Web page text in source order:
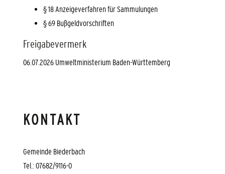
§ 18 Anzeigeverfahren für Sammulungen
§ 69 Bußgeldvorschriften
Freigabevermerk
06.07.2026 Umweltministerium Baden-Württemberg
KONTAKT
Gemeinde Biederbach
Tel.: 07682/9116-0